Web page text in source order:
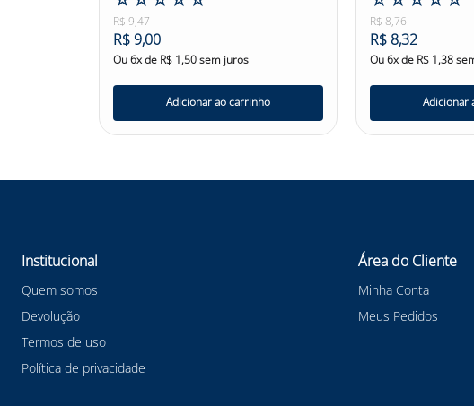
R$9,47
R$ 9,00
Ou6x de R$ 1,50sem juros
Adicionar ao carrinho
R$8,76
R$ 8,32
Ou6x de R$ 1,38
Adicionar
Institucional
Quem somos
Devolução
Termos de uso
Política de privacidade
Área do Cliente
Minha Conta
Meus Pedidos